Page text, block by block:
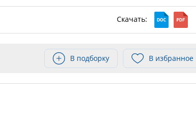
Скачать:
В подборку В избранное